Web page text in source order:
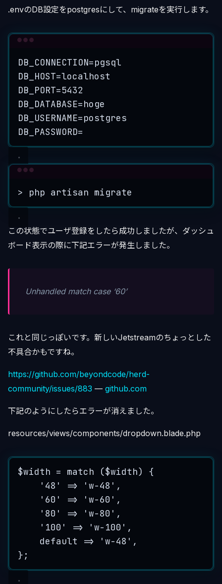
.envのDB設定をpostgresにして、migrateを実行します。
DB_CONNECTION=pgsql
DB_HOST=localhost
DB_PORT=5432
DB_DATABASE=hoge
DB_USERNAME=postgres
DB_PASSWORD=
> php artisan migrate
この状態でユーザ登録をしたら成功しましたが、ダッシュ
ボード表示の際に下記エラーが発生しました。
Unhandled match case ‘60’
これと同じっぽいです。新しいJetstreamのちょっとした
不具合かもですね。
https://github.com/beyondcode/herd-
community/issues/883 — github.com
下記のようにしたらエラーが消えました。
resources/views/components/dropdown.blade.php
$width = match ($width) {
' 48 ' => 'w-48 ' ,
' 60 ' => 'w-60 ' ,
' 80 ' => 'w-80 ' ,
' 100 ' => 'w-100 ' ,
default
=> 'w-48 ' ,
};